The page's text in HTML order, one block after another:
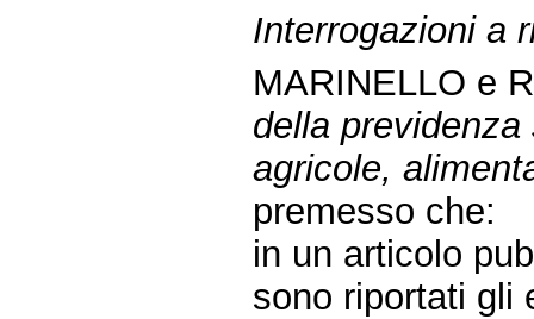
Interrogazioni a
MARINELLO e
della
agricole,
premesso che:
in un articolo
sono riportati gli